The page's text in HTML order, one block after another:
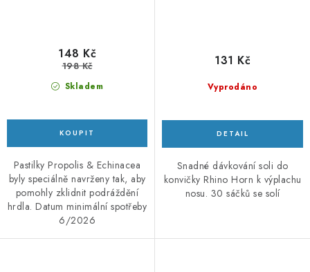
Skladem
148 Kč
198 Kč
Pastilky Propolis & Echinacea
byly speciálně navrženy tak, aby
pomohly zklidnit podráždění
hrdla. Datum minimální spotřeby
6/2026
Vyprodáno
131 Kč
Snadné dávkování soli do
konvičky Rhino Horn k výplachu
nosu. 30 sáčků se solí